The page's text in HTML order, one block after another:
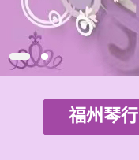
福州琴行